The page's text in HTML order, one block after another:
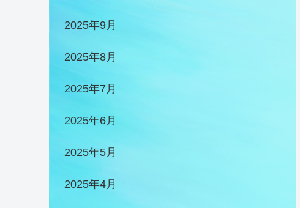
2025年9月
2025年8月
2025年7月
2025年6月
2025年5月
2025年4月